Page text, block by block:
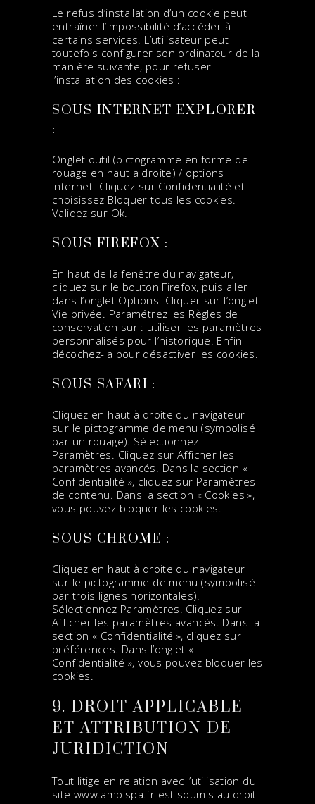
Le refus d’installation d’un cookie peut
entraîner l’impossibilité d’accéder à
certains services. L’utilisateur peut
toutefois configurer son ordinateur de la
manière suivante, pour refuser
l’installation des cookies :
SOUS INTERNET EXPLORER
:
Onglet outil (pictogramme en forme de
rouage en haut a droite) / options
internet. Cliquez sur Confidentialité et
choisissez Bloquer tous les cookies.
Validez sur Ok.
SOUS FIREFOX :
En haut de la fenêtre du navigateur,
cliquez sur le bouton Firefox, puis aller
dans l’onglet Options. Cliquer sur l’onglet
Vie privée. Paramétrez les Règles de
conservation sur : utiliser les paramètres
personnalisés pour l’historique. Enfin
décochez-la pour désactiver les cookies.
SOUS SAFARI :
Cliquez en haut à droite du navigateur
sur le pictogramme de menu (symbolisé
par un rouage). Sélectionnez
Paramètres. Cliquez sur Afficher les
paramètres avancés. Dans la section «
Confidentialité », cliquez sur Paramètres
de contenu. Dans la section « Cookies »,
vous pouvez bloquer les cookies.
SOUS CHROME :
Cliquez en haut à droite du navigateur
sur le pictogramme de menu (symbolisé
par trois lignes horizontales).
Sélectionnez Paramètres. Cliquez sur
Afficher les paramètres avancés. Dans la
section « Confidentialité », cliquez sur
préférences. Dans l’onglet «
Confidentialité », vous pouvez bloquer les
cookies.
9. DROIT APPLICABLE
ET ATTRIBUTION DE
JURIDICTION
Tout litige en relation avec l’utilisation du
site www.ambispa.fr est soumis au droit